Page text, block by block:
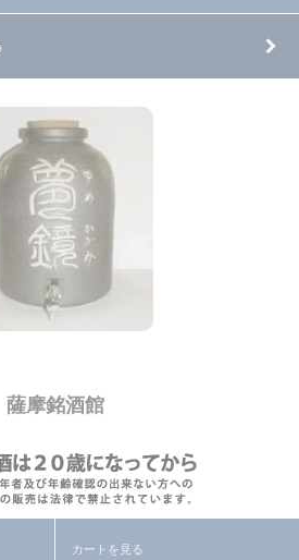
薩摩銘酒館
カートを見る